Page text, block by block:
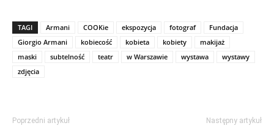
TAGI Armani COOKie ekspozycja fotograf
Fundacja
Giorgio Armani
kobiecość kobieta kobiety
makijaż
maski
subtelność teatr w Warszawie wystawa
wystawy
zdjęcia
Poprzedni artykuł Następny artykuł